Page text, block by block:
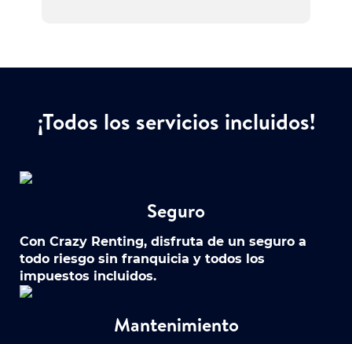
¡Todos los servicios incluidos!
Seguro
Con Crazy Renting, disfruta de un seguro a
todo riesgo sin franquicia y todos los
impuestos incluidos.
Mantenimiento